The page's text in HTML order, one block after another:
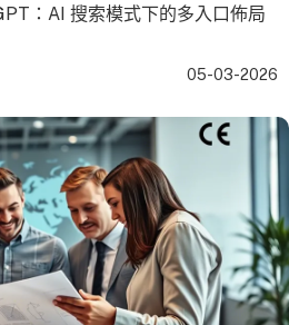
：AI 搜索模式下的多入口佈局
05-03-2026